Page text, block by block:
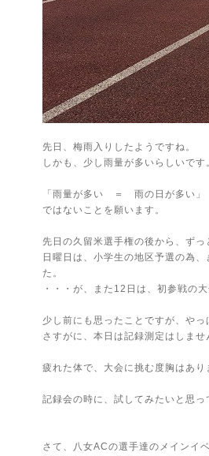
先日、梅雨入りしたようですね。
しかも、少し雨量が多いらしいです
「雨量が多い ＝ 雨の日が多い」
ではないことを願います。
先日の久留米選手権の後から、ずっ
日曜日は、小学生の地区予選の為
た。
・・・が、また12日は、初参戦の
少し前にも思ったことですが、や
さすがに、本日は記録測定はしま
疲れた体で、大会に挑む度胸はあり
記録会の時に、試してみたいと思っ
さて、八女ACの選手達のメインイ